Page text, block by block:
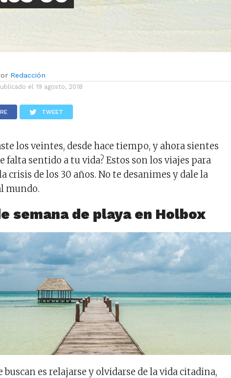
Redacción
el 19 agosto, 2018
TWEET
los veintes, desde hace tiempo, y ahora sientes
falta sentido a tu vida? Estos son los viajes para
crisis de los 30 años. No te desanimes y dale la
mundo.
semana de playa en Holbox
buscan es relajarse y olvidarse de la vida citadina,